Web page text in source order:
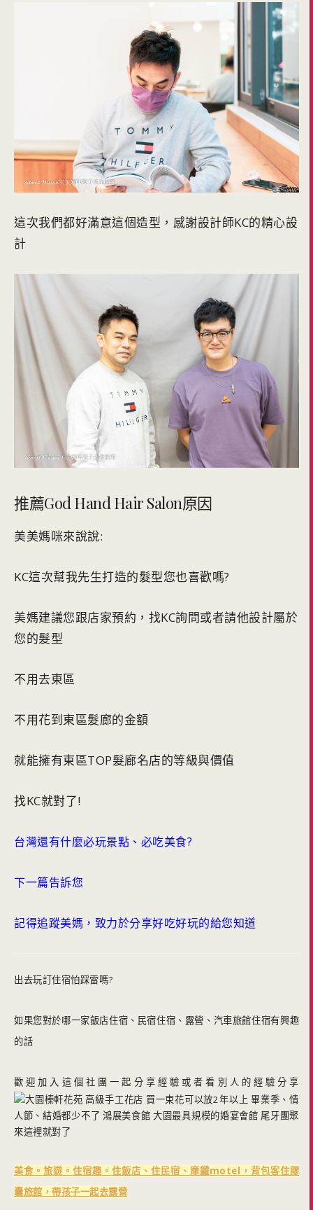
這次我們都好滿意這個造型，感謝設計師KC的精心設
計
推薦God Hand Hair Salon原因
美美媽咪來說說:
KC這次幫我先生打造的髮型您也喜歡嗎?
美媽建議您跟店家預約，找KC詢問或者請他設計屬於
您的髮型
不用去東區
不用花到東區髮廊的金額
就能擁有東區TOP髮廊名店的等級與價值
找KC就對了!
台灣還有什麼必玩景點、必吃美食?
下一篇告訴您
記得追蹤美媽，致力於分享好吃好玩的給您知道
出去玩訂住宿怕踩雷嗎?
如果您對於哪一家飯店住宿、民宿住宿、露營、汽車旅館住宿有興趣
的話
歡迎加入這個社團一起分享經驗或者看別人的經驗分享
美食。旅遊。住宿趣。住飯店、住民宿、摩鐵motel，背包客住膠
囊旅館，帶孩子一起去露營